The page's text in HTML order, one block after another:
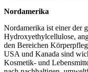
Nordamerika
Nordamerika ist einer der
Hydroxyethylcellulose,
den Bereichen
USA und Kanada sind
Kosmetik- und